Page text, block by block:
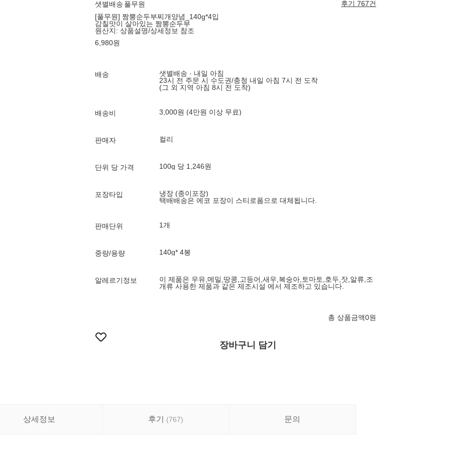
샛별배송 풀무원
후기 767건
[풀무원] 짬뽕순두부찌개양념_140g*4입
감칠맛이 살아있는 짬뽕순두부
원산지: 상품설명/상세정보 참조
6,980원
배송
샛별배송 · 내일 아침
23시 전 주문 시 수도권/충청 내일 아침 7시 전 도착
(그 외 지역 아침 8시 전 도착)
배송비 3,000원 (4만원 이상 무료)
판매자 컬리
단위 당 가격 100g 당 1,246원
포장타입
냉장 (종이포장)
택배배송은 에코 포장이 스티로폼으로 대체됩니다.
판매단위 1개
중량/용량 140g* 4봉
알레르기정보
이 제품은 우유,메밀,땅콩,고등어,새우,복숭아,토마토,호두,잣,알류,조
개류 사용한 제품과 같은 제조시설 에서 제조하고 있습니다.
총 상품금액0원
장바구니 담기
상세정보 후기 (767) 문의